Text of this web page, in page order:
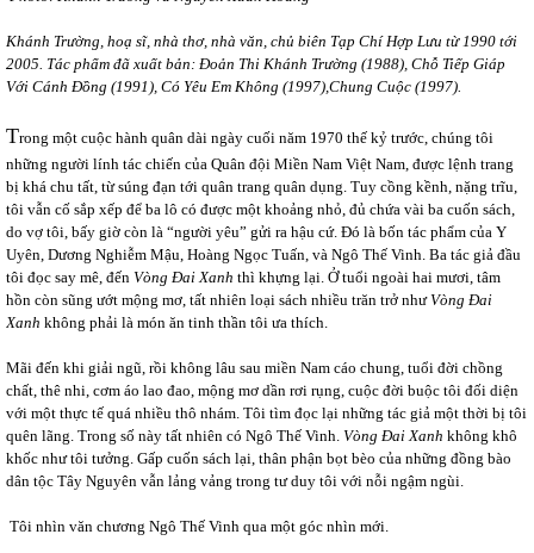
Khánh Trường, hoạ sĩ, nhà thơ, nhà văn, chủ biên Tạp Chí Hợp Lưu từ 1990 tới
2005. Tác phẩm đã xuất bản: Đoản Thi Khánh Trường (1988), Chỗ Tiếp Giáp
Với Cánh Đồng (1991), Có Yêu Em Không (1997),Chung Cuộc (1997).
Trong một cuộc hành quân dài ngày cuối năm 1970 thế kỷ trước, chúng tôi
những người lính tác chiến của Quân đội Miền Nam Việt Nam, được lệnh trang
bị khá chu tất, từ súng đạn tới quân trang quân dụng. Tuy cồng kềnh, nặng trĩu,
tôi vẫn cố sắp xếp để ba lô có được một khoảng nhỏ, đủ chứa vài ba cuốn sách,
do vợ tôi, bấy giờ còn là “người yêu” gửi ra hậu cứ. Đó là bốn tác phẩm của Y
Uyên, Dương Nghiễm Mậu, Hoàng Ngọc Tuấn, và Ngô Thế Vinh. Ba tác giả đầu
tôi đọc say mê, đến Vòng Đai Xanh thì khựng lại. Ở tuổi ngoài hai mươi, tâm
hồn còn sũng ướt mộng mơ, tất nhiên loại sách nhiều trăn trở nhưVòng Đai
Xanh không phải là món ăn tinh thần tôi ưa thích.
Mãi đến khi giải ngũ, rồi không lâu sau miền Nam cáo chung, tuổi đời chồng
chất, thê nhi, cơm áo lao đao, mộng mơ dần rơi rụng, cuộc đời buộc tôi đối diện
với một thực tế quá nhiều thô nhám. Tôi tìm đọc lại những tác giả một thời bị tôi
quên lãng. Trong số này tất nhiên có Ngô Thế Vinh. Vòng Đai Xanh không khô
khốc như tôi tưởng. Gấp cuốn sách lại, thân phận bọt bèo của những đồng bào
dân tộc Tây Nguyên vẫn lảng vảng trong tư duy tôi với nỗi ngậm ngùi.
Tôi nhìn văn chương Ngô Thế Vinh qua một góc nhìn mới.